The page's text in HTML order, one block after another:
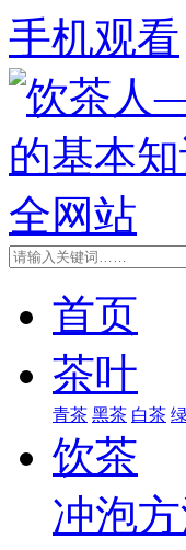
手机观看
首页
茶叶
青茶 黑茶 白茶
饮茶
冲泡